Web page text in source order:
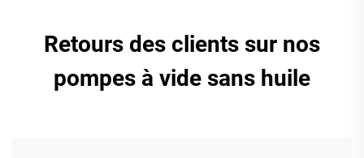
Retours des clients sur nos
pompes à vide sans huile